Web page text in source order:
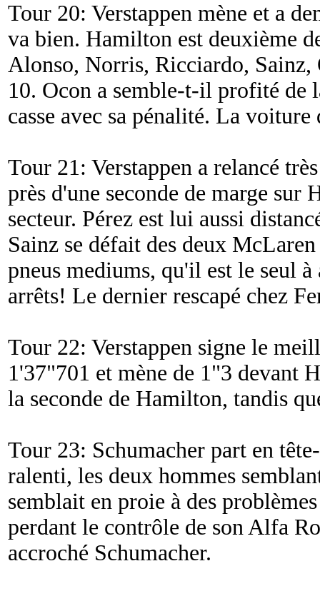
Tour 20: Verstappen mène et a
va bien. Hamilton est deuxième
Alonso, Norris, Ricciardo,
10. Ocon a semble-t-il profité de
casse avec sa pénalité. La
Tour 21: Verstappen a relancé
près d'une seconde de marge sur
secteur. Pérez est lui aussi
Sainz se défait des deux
pneus mediums, qu'il est le seul à
arrêts! Le dernier rescapé chez
Tour 22: Verstappen signe le
1'37"701 et mène de 1"3 devant
la seconde de Hamilton, tandis
Tour 23: Schumacher part en
ralenti, les deux hommes
semblait en proie à des
perdant le contrôle de son Alfa
accroché Schumacher.